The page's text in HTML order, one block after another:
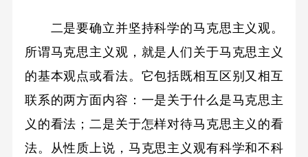
二是要确立并坚持科学的马克思主义观。
所谓马克思主义观，就是人们关于马克思主义
的基本观点或看法。它包括既相互区别又相互
联系的两方面内容：一是关于什么是马克思主
义的看法；二是关于怎样对待马克思主义的看
法。从性质上说，马克思主义观有科学和不科